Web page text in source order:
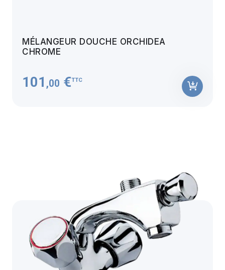
MÉLANGEUR DOUCHE ORCHIDEA
CHROME
101 ,00 €TTC